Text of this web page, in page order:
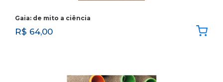
Gaia: de mito a ciência
R$ 64,00